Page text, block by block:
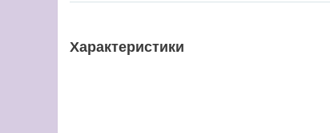
Характеристики